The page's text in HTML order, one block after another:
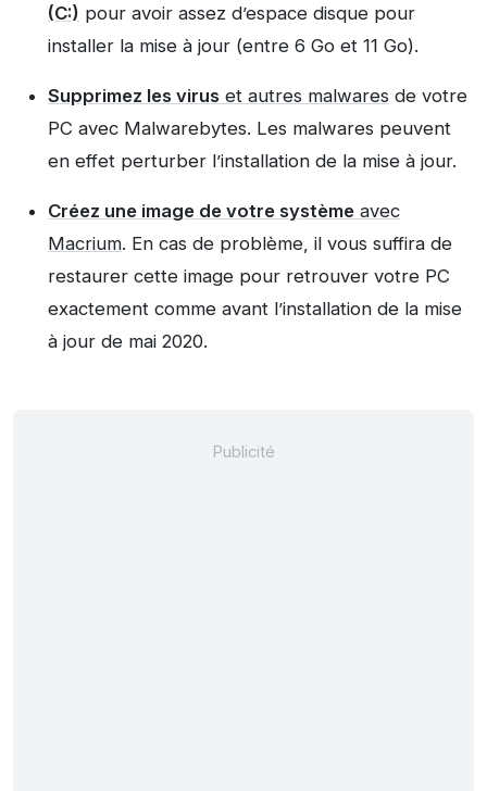
(C:) pour avoir assez d’espace disque pour
installer la mise à jour (entre 6 Go et 11 Go).
Supprimez les virus et autres malwares de votre
PC avec Malwarebytes. Les malwares peuvent
en effet perturber l’installation de la mise à jour.
Créez une image de votre système avec
Macrium. En cas de problème, il vous suffira de
restaurer cette image pour retrouver votre PC
exactement comme avant l’installation de la mise
à jour de mai 2020.